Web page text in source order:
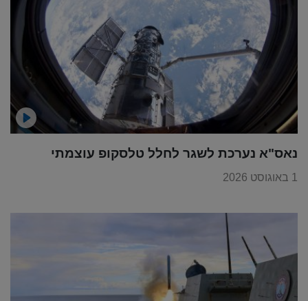
נאס"א נערכת לשגר לחלל טלסקופ עוצמתי
1 באוגוסט 2026